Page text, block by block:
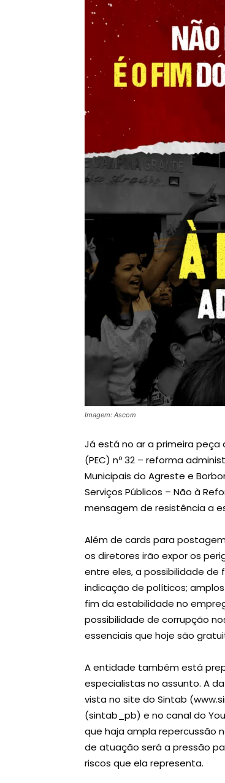
Imagem: Ascom
Já está no ar a primeira
(PEC) nº 32 – reforma
Municipais do Agreste e
Serviços Públicos – Não à
mensagem de resistência a
Além de cards para
os diretores irão expor os
entre eles, a possibilidade de
indicação de políticos;
fim da estabilidade no
possibilidade de corrupção
essenciais que hoje são
A entidade também está
especialistas no assunto. A
vista no site do Sintab
(sintab_pb) e no canal do
que haja ampla repercussão
de atuação será a pressão
riscos que ela representa.